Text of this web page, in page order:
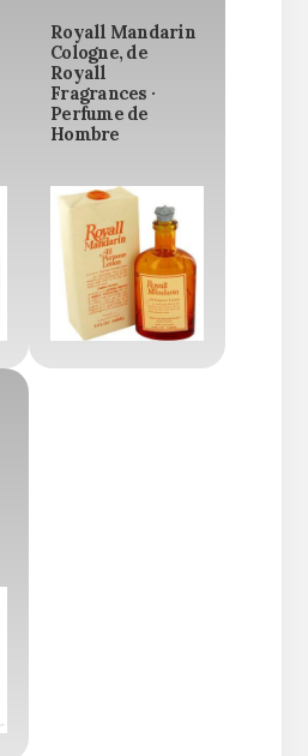
Royall Mandarin
Cologne, de
Royall
Fragrances ·
Perfume de
Hombre